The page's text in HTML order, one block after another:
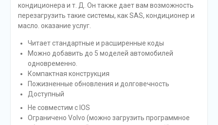
кондиционера и т. Д. Он также дает вам возможность
перезагрузить такие системы, как SAS, кондиционер и
масло. оказание услуг.
Читает стандартные и расширенные коды
Можно добавить до 5 моделей автомобилей
одновременно.
Компактная конструкция
Пожизненные обновления и долговечность
Доступный
Не совместим с IOS
Ограничено Volvo (можно загрузить программное